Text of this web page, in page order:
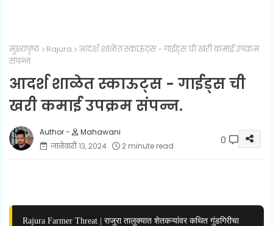
मुख्यपृष्ठ Rajura
आदर्श शाळेत स्काऊट्स - गाईड्स ची खरी कमाई उपक्रम
संपन्न.
आदर्श शाळेत स्काऊट्स - गाईड्स ची
खरी कमाई उपक्रम संपन्न.
Mahawani
जानेवारी १३, २०२४
2 minute read 0
Rajura Farmer Threat | राजुरा तालुक्यात शेतकऱ्यांवर कथित गुंडगिरीचा